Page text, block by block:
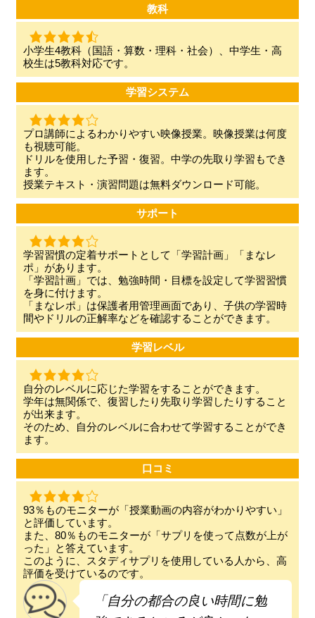
教科
小学生4教科（国語・算数・理科・社会）、中学生・高
校生は5教科対応です。
学習システム
プロ講師によるわかりやすい映像授業。映像授業は何度
も視聴可能。
ドリルを使用した予習・復習。中学の先取り学習もでき
ます。
授業テキスト・演習問題は無料ダウンロード可能。
サポート
学習習慣の定着サポートとして「学習計画」「まなレ
ポ」があります。
「学習計画」では、勉強時間・目標を設定して学習習慣
を身に付けます。
「まなレポ」は保護者用管理画面であり、子供の学習時
間やドリルの正解率などを確認することができます。
学習レベル
自分のレベルに応じた学習をすることができます。
学年は無関係で、復習したり先取り学習したりすること
が出来ます。
そのため、自分のレベルに合わせて学習することができ
ます。
口コミ
93％ものモニターが「授業動画の内容がわかりやすい」
と評価しています。
また、80％ものモニターが「サプリを使って点数が上が
った」と答えています。
このように、スタディサプリを使用している人から、高
評価を受けているのです。
「自分の都合の良い時間に勉